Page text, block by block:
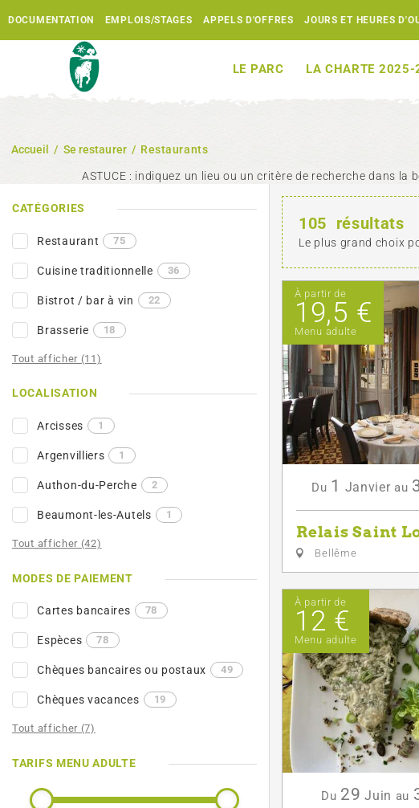
DOCUMENTATION EMPLOIS/STAGES APPELS D'OFFRES JOURS ET HEURES
LE PARC LA CHARTE 2025-
Accueil / Se restaurer / Restaurants
ASTUCE : indiquez un lieu ou un critère de recherche dans
CATÉGORIES
Restaurant 75
Cuisine traditionnelle 36
Bistrot / bar à vin 22
Brasserie 18
Tout afficher (11)
LOCALISATION
Arcisses 1
Argenvilliers 1
Authon-du-Perche 2
Beaumont-les-Autels 1
Tout afficher (42)
MODES DE PAIEMENT
Cartes bancaires 78
Espèces 78
Chèques bancaires ou postaux 49
Chèques vacances 19
Tout afficher (7)
TARIFS MENU ADULTE
105 résultats
Le plus grand choix
À partir de
19,5 €
Menu adulte
Du 1 Janvier au
Relais Saint
Bellême
À partir de
12 €
Menu adulte
Du 29 Juin au